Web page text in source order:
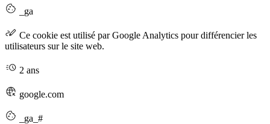
_ga
Ce cookie est utilisé par Google Analytics pour différencier les
utilisateurs sur le site web.
2 ans
google.com
_ga_#